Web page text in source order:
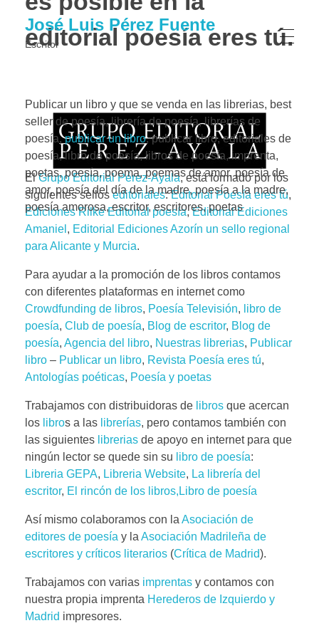
José Luis Pérez Fuente
Escritor
ElGrupo Editorial Pérez-Ayala, está formado por los
siguientes selloseditoriales:Editorial Poesía eres tú,
Ediciones Rilke Editorial poesía,Editorial Ediciones
Amaniel , Editorial
Ediciones Azorín un sello regional
para Alicante y Murcia.
Para ayudar a la promoción de los libros contamos
con diferentes plataformas en internet como
Crowdfunding de libros, Poesía Televisión, libro de
poesía, Club de poesía, Blog de escritor, Blog de
poesía, Agencia del libro, Nuestras librerias, Publicar
libro – Publicar un libro, Revista Poesía eres tú,
Antologías poéticas, Poesía y poetas
Trabajamos con distribuidoras de libros que acercan
los libros a las librerías, pero contamos también con
las siguientes librerias de apoyo en internet para que
ningún lector se quede sin su libro de poesía:
Libreria GEPA, Libreria Website, La librería del
escritor, El rincón de los libros, Libro de poesía
Así mismo colaboramos con la Asociación de
editores de poesía y la Asociación Madrileña de
escritores y críticos literarios (Crítica de Madrid).
Trabajamos con varias imprentas y contamos con
nuestra propia imprenta Herederos de Izquierdo y
Madrid impresores.
editorial poesía eres tú.
Publicar un libro y que se venda en las librerias, best
seller de poesía, librería de poesía, librerías de
poesía,publicar un libro, publicar libro, editoriales de
poesía, libro de poesía, libros de poesía, imprenta,
poetas, poesía, poema, poemas de amor, poesía de
amor, poesía del día de la madre, poesía a la madre,
poesía amorosa, escritor, escritores, poetas